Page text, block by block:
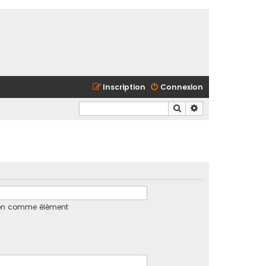
Connexion
Inscription
Rechercher
comme élément